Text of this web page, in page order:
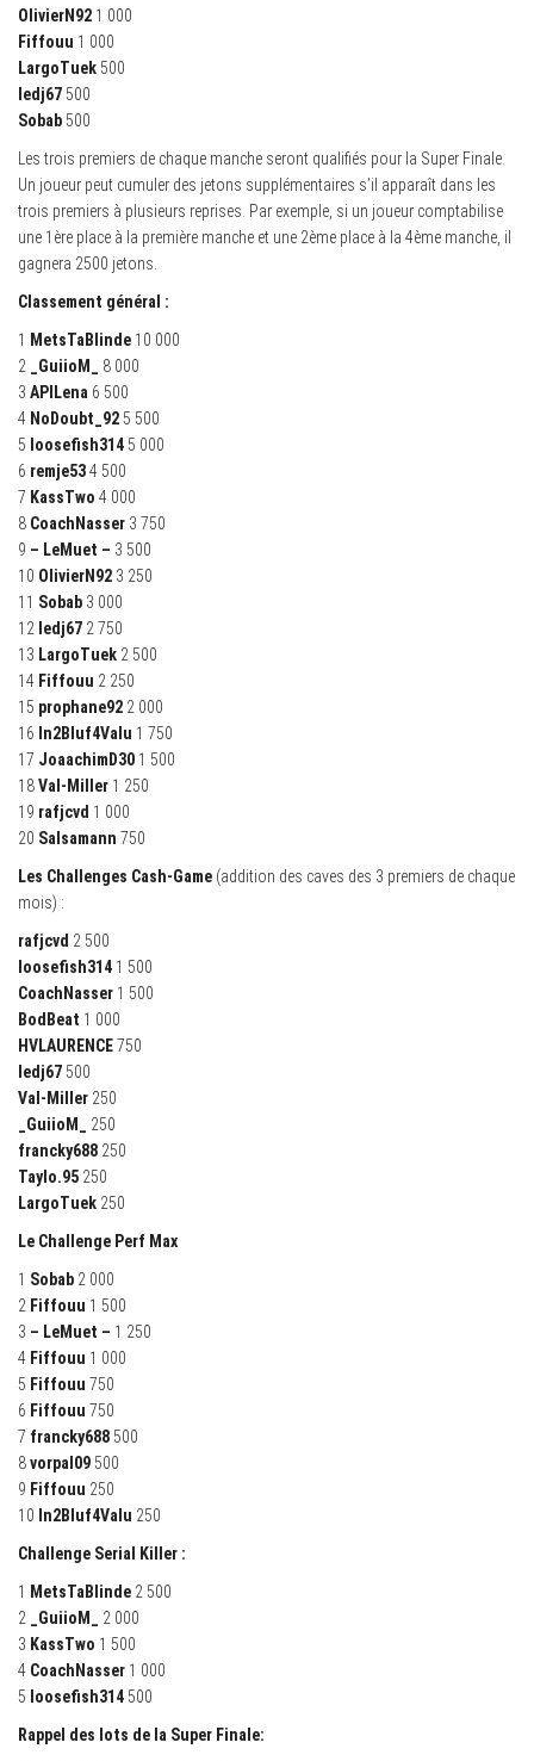
OlivierN92 1 000
Fiffouu 1 000
LargoTuek500
ledj67500
Sobab500
Les trois premiers de chaque manche seront qualifiés pour la Super Finale.
Un joueur peut cumuler des jetons supplémentaires s’il apparaît dans les
trois premiers à plusieurs reprises. Par exemple, si un joueur comptabilise
une 1ère place à la première manche et une 2ème place à la 4ème manche, il
gagnera 2500 jetons.
Classement général :
1 MetsTaBlinde 10 000
2
_GuiioM_ 8 000
3 APILena 6 500
4 NoDoubt_925 500
5 loosefish3145 000
6 remje534 500
7 KassTwo 4 000
8 CoachNasser 3 750
9 – LeMuet – 3 500
10 OlivierN92 3 250
11 Sobab 3 000
12 ledj67 2 750
13 LargoTuek 2 500
14 Fiffouu 2 250
15 prophane92 2 000
16 In2Bluf4Valu 1 750
17 JoaachimD30 1 500
18Val-Miller 1 250
19 rafjcvd 1 000
20 Salsamann 750
Les Challenges Cash-Game (addition des caves des 3 premiers de chaque
mois) :
rafjcvd 2 500
loosefish314 1 500
CoachNasser 1 500
BodBeat 1 000
HVLAURENCE750
ledj67500
Val-Miller 250
_GuiioM_ 250
francky688 250
Taylo.95 250
LargoTuek 250
Le Challenge Perf Max
1 Sobab 2 000
2 Fiffouu 1 500
3 – LeMuet – 1 250
4 Fiffouu 1 000
5 Fiffouu 750
6 Fiffouu 750
7 francky688500
8vorpal09500
9 Fiffouu 250
10 In2Bluf4Valu 250
Challenge Serial Killer :
1 MetsTaBlinde 2 500
2
_GuiioM_ 2 000
3 KassTwo 1 500
4 CoachNasser 1 000
5 loosefish314500
Rappel des lots de la Super Finale: